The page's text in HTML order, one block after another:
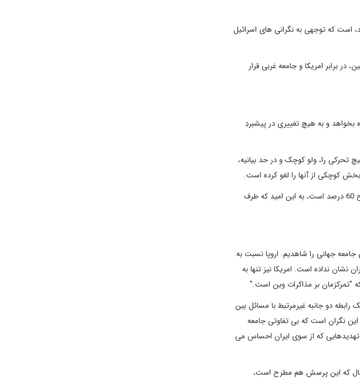
است که توجهی به نگرانی های اسرائیل
برابر امریکا و جامعه غربی قرار
بخواهد و به هیچ تغییری در پیشبردِ
تحرکی را، ولو کوچک و در حد بیانیه،
کوچکی از آنها را لغو کرده است.
به همین دلیل ایران به گسترش فعالیت های هسته ای اش رو آورده، که جدیدترین آن افزایش غنی سازی اورانیوم تا سطح 60 درصد است، به این امید که طرف
تا سطح 60 درصد، ما نوعی بی تفاوتی از سوی جامعه جهانی را شاهدیم. اروپا نسبت به
سرسختانه ای نیز نسبت به اعلام غنی سازی 60 درصدی از سوی ایران نشان نداده است. امریکا نیز تنها به
رابطه دو جانبه غیرمرتبط با مسائل بین
این نگران است که بی تفاوتی جامعه
که از سوی ایران احساس می
که این پرسش هم مطرح است،